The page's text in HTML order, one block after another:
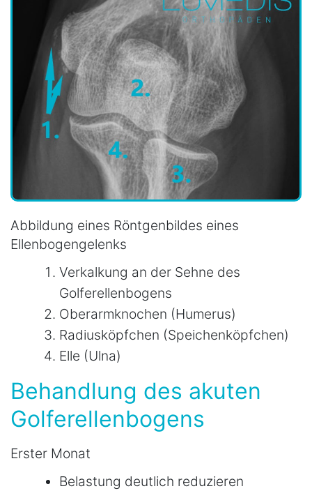
Abbildung eines Röntgenbildes eines
Ellenbogengelenks
Verkalkung an der Sehne des
Golferellenbogens
Oberarmknochen (Humerus)
Radiusköpfchen (Speichenköpfchen)
Elle (Ulna)
Behandlung des akuten
Golferellenbogens
Erster Monat
Belastung deutlich reduzieren